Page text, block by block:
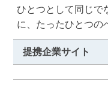
ひとつとして同じで
に、たったひとつの
提携企業サイト